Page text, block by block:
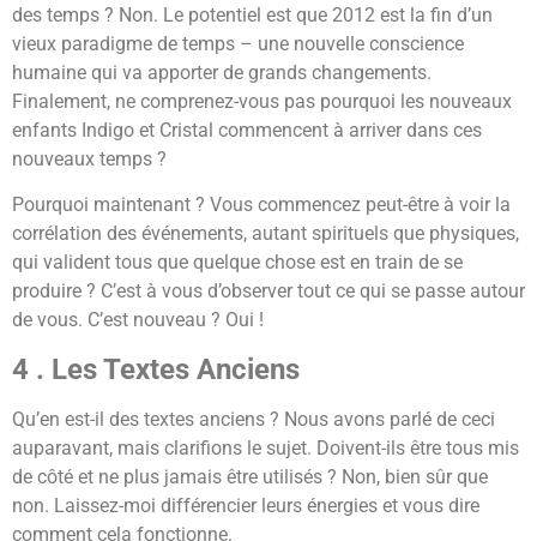
des temps ? Non. Le potentiel est que 2012 est la fin d’un
vieux paradigme de temps – une nouvelle conscience
humaine qui va apporter de grands changements.
Finalement, ne comprenez-vous pas pourquoi les nouveaux
enfants Indigo et Cristal commencent à arriver dans ces
nouveaux temps ?
Pourquoi maintenant ? Vous commencez peut-être à voir la
corrélation des événements, autant spirituels que physiques,
qui valident tous que quelque chose est en train de se
produire ? C’est à vous d’observer tout ce qui se passe autour
de vous. C’est nouveau ? Oui !
4 . Les Textes Anciens
Qu’en est-il des textes anciens ? Nous avons parlé de ceci
auparavant, mais clarifions le sujet. Doivent-ils être tous mis
de côté et ne plus jamais être utilisés ? Non, bien sûr que
non. Laissez-moi différencier leurs énergies et vous dire
comment cela fonctionne.